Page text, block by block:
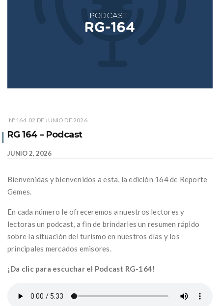
Nº164_02 DE JUNIO DE 2026
RG 164 – Podcast
JUNIO 2, 2026
Bienvenidas y bienvenidos a esta, la edición 164 de Reporte
Gemes.
En cada número le ofreceremos a nuestros lectores y
lectoras un podcast, a fin de brindarles un resumen rápido
sobre la situación del turismo en nuestros días y los
principales mercados emisores.
¡Da clic para escuchar el Podcast RG-164!